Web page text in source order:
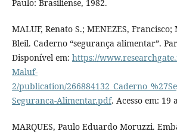
Paulo: Brasiliense, 1982.
MALUF, Renato S.; MENEZES, Francisco;
Bleil. Caderno “segurança alimentar”.
Disponível em: https://
Maluf-
2/publication/
Seguranca-Alimentar.pdf. Acesso em: 19
MARQUES, Paulo Eduardo Moruzzi.